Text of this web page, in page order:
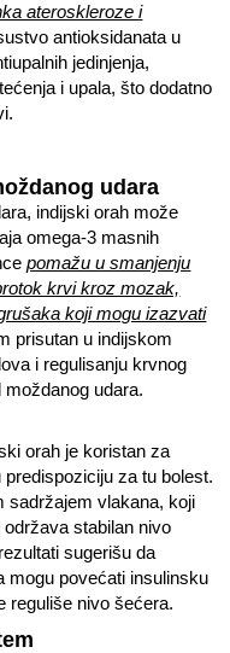
ateroskleroze i
antioksidanata u
jedinjenja,
i upala, što dodatno
udara
indijski orah može
omega-3 masnih
pomažu u smanjenju
krvi kroz mozak,
koji mogu izazvati
prisutan u indijskom
i regulisanju krvnog
udara.
orah je koristan za
za tu bolest.
sadržajem vlakana, koji
stabilan nivo
sugerišu da
mogu povećati insulinsku
reguliše nivo šećera.